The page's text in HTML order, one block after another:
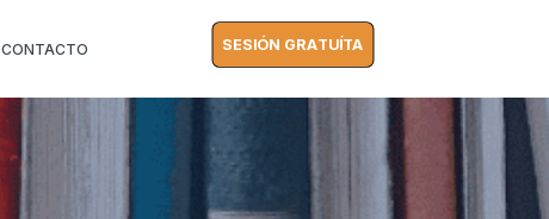
CONTACTO SESIÓN GRATUÍTA